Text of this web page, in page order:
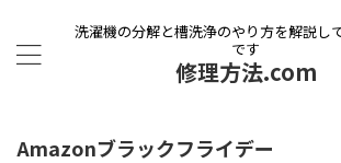
洗濯機の分解と槽洗浄のやり方を解説し
です
修理方法.com
Amazonブラックフライデー